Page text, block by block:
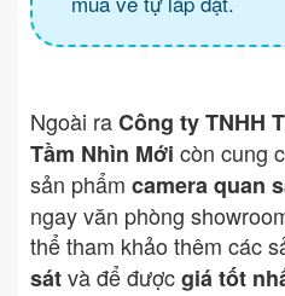
Ngoài raCông ty TNHH
Tầm Nhìn Mới còn cung
sản phẩm camera quan
ngay văn phòng
thể tham khảo thêm các
sátvà để đượcgiá tốt